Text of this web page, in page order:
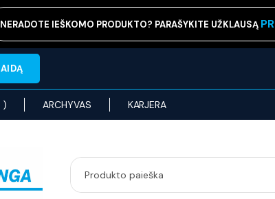
NERADOTE IEŠKOMO PRODUKTO? PARAŠYKITE UŽKLAUSĄ
) ARCHYVAS KARJERA